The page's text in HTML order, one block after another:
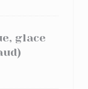
glace